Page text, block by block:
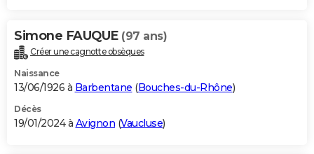
Simone FAUQUE (97 ans)
Créer une cagnotte obsèques
Naissance
13/06/1926 à Barbentane (Bouches-du-Rhône)
Décès
19/01/2024 à Avignon (Vaucluse)